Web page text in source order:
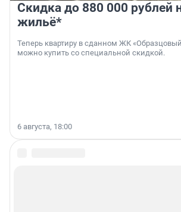
Скидка до 880 000 рублей
жильё*
Теперь квартиру в сданном ЖК
можно купить со специальной скидкой.
6 августа, 18:00